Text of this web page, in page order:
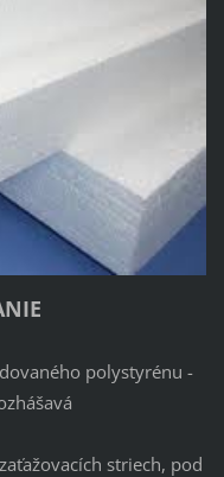
polystyrénu -
striech, pod